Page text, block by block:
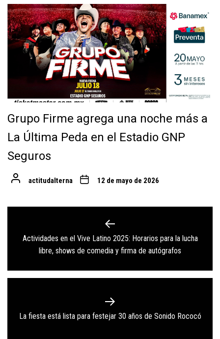
Grupo Firme agrega una noche más a
La Última Peda en el Estadio GNP
Seguros
actitudalterna 12 de mayo de 2026
entradas
Previous
post:
Actividades en el Vive Latino 2025: Horarios para la lucha
libre, shows de comedia y firma de autógrafos
Next
La fiesta está lista para festejar 30 años de Sonido Rococó